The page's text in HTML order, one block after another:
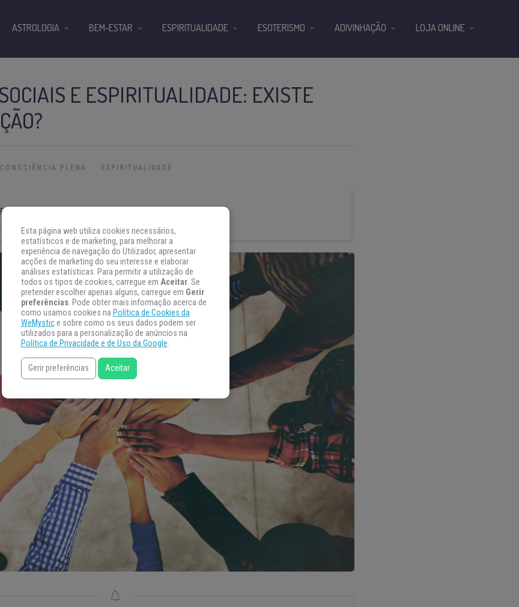
E ESPIRITUALIDADE: EXISTE
CONSCIÊNCIA PLENA ESPIRITUALIDADE
ASTROLOGIA BEM-ESTAR ESPIRITUALIDADE ESOTERISMO ADIVINHAÇÃO LOJA ONLINE
Esta página web utiliza cookies necessários,
estatísticos e de marketing, para melhorar a
experiência de navegação do Utilizador, apresentar
acções de marketing do seu interesse e elaborar
análises estatísticas. Para permitir a utilização de
todos os tipos de cookies, carregue em Aceitar. Se
pretender escolher apenas alguns, carregue em Gerir
preferências. Pode obter mais informação acerca de
como usamos cookies na Política de Cookies da
WeMystice sobre como os seus dados podem ser
utilizados para a personalização de anúncios na
Política de Privacidade e de Uso da Google.
Gerir preferências Aceitar